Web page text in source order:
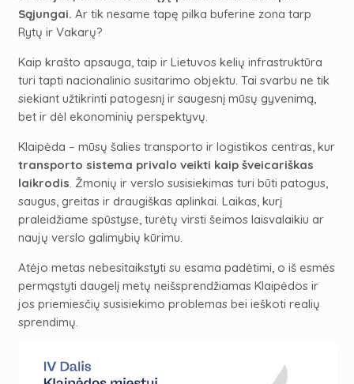
Sąjungai. Ar tik nesame tapę pilka buferine zona tarp
Rytų ir Vakarų?
Kaip krašto apsauga, taip ir Lietuvos kelių infrastruktūra
turi tapti nacionalinio susitarimo objektu. Tai svarbu ne tik
siekiant užtikrinti patogesnį ir saugesnį mūsų gyvenimą,
bet ir dėl ekonominių perspektyvų.
Klaipėda – mūsų šalies transporto ir logistikos centras, kur
transporto sistema privalo veikti kaip šveicariškas
laikrodis . Žmonių ir verslo susisiekimas turi būti patogus,
saugus, greitas ir draugiškas aplinkai. Laikas, kurį
praleidžiame spūstyse, turėtų virsti šeimos laisvalaikiu ar
naujų verslo galimybių kūrimu.
Atėjo metas nebesitaikstyti su esama padėtimi, o iš esmės
permąstyti daugelį metų neišsprendžiamas Klaipėdos ir
jos priemiesčių susisiekimo problemas bei ieškoti realių
sprendimų.